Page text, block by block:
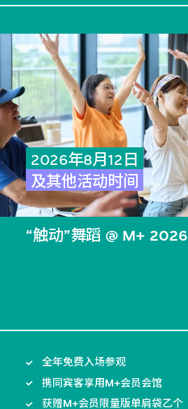
2026年8月12日
及其他活动时间
“触动”舞蹈 @ M+ 2026
全年免费入场参观
携同宾客享用M+会员会馆
获赠M+会员限量版单肩袋乙个